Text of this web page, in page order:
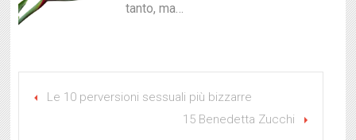
tanto, ma…
Le 10 perversioni sessuali più bizzarre
15 Benedetta Zucchi